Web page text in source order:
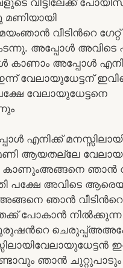
വീടിൻറെ
അപ്പോൾ അവിടെ
കാണാം അപ്പോൾ
വേലായുധേട്ടന്
വേലായുധേട്ടനെ
എനിക്ക്
ആയതല്ലേ
കാണുംഅങ്ങനെ ഞാൻ
പക്ഷേ അവിടെ
ഞാൻ വീടിൻറെ
പോകാൻ
ഞാൻ ചുറ്റുപാടും